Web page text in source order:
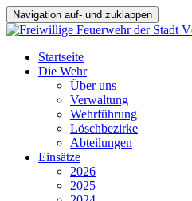
Navigation auf- und zuklappen
Startseite
Die Wehr
Über uns
Verwaltung
Wehrführung
Löschbezirke
Abteilungen
Einsätze
2026
2025